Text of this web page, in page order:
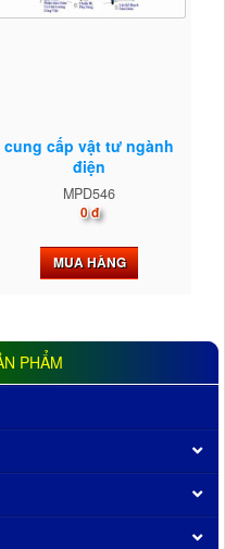
cung cấp vật tư ngành
điện
MPD546
0 đ
MUA HÀNG
PHẨM